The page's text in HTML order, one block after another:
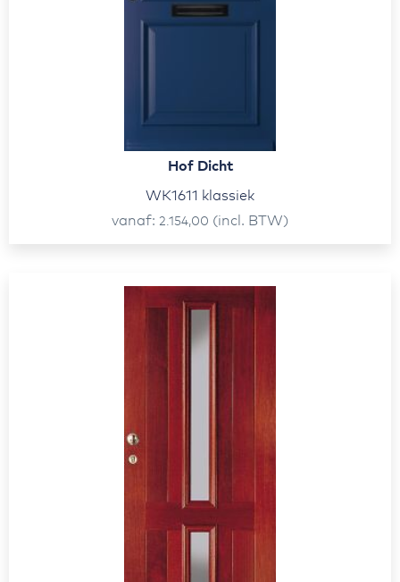
Hof Dicht
WK1611 klassiek
vanaf
2.154,00 (incl. BTW)